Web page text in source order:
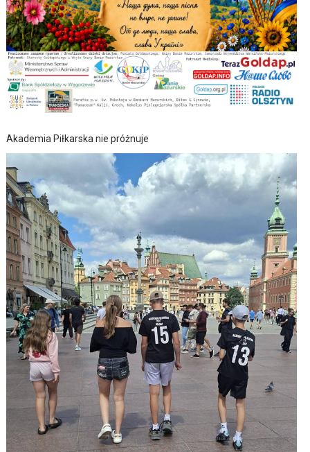
Akademia Piłkarska nie próżnuje